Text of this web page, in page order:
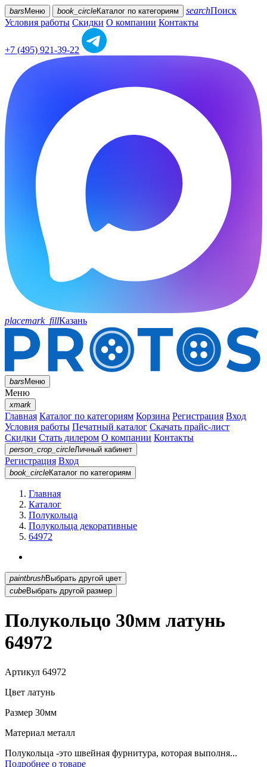
bars Меню book_circleКаталог по категориям searchПоиск
Условия работы Скидки О компании Контакты
+7 (495) 921-39-22
placemark_fillКазань
barsМеню
Меню
xmark
Главная Каталог по категориям Корзина Регистрация Вход
Условия работы Печатный каталог Скачать прайс-лист
Скидки Стать дилером О компании Контакты
person_crop_circleЛичный кабинет
Регистрация Вход
book_circleКаталог по категориям
Главная
Каталог
Полукольца
Полукольца декоративные
64972
paintbrush
Выбрать другой цвет
cubeВыбрать другой размер
Полукольцо 30мм латунь
64972
Артикул 64972
Цвет латунь
Размер 30мм
Материал металл
Полукольца -это швейная фурнитура, которая выполня...
Подробнее о товаре